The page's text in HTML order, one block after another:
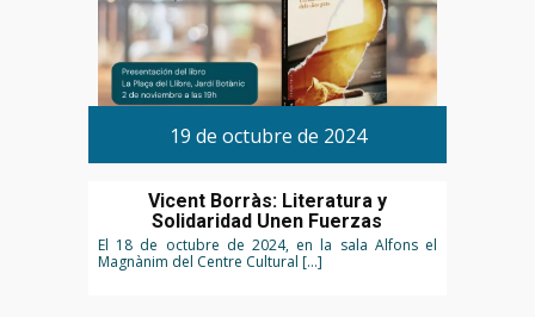
19 de octubre de 2024
Vicent Borràs: Literatura y
Solidaridad Unen Fuerzas
El 18 de octubre de 2024, en la sala Alfons el
Magnànim del Centre Cultural […]